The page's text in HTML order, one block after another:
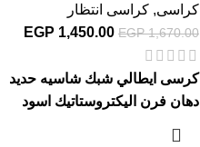
كراسى, كراسى انتظار
EGP1,670.00
EGP 1,450.00
كرسى ايطالي شبك شاسيه حديد
دهان فرن اليكتروستاتيك اسود